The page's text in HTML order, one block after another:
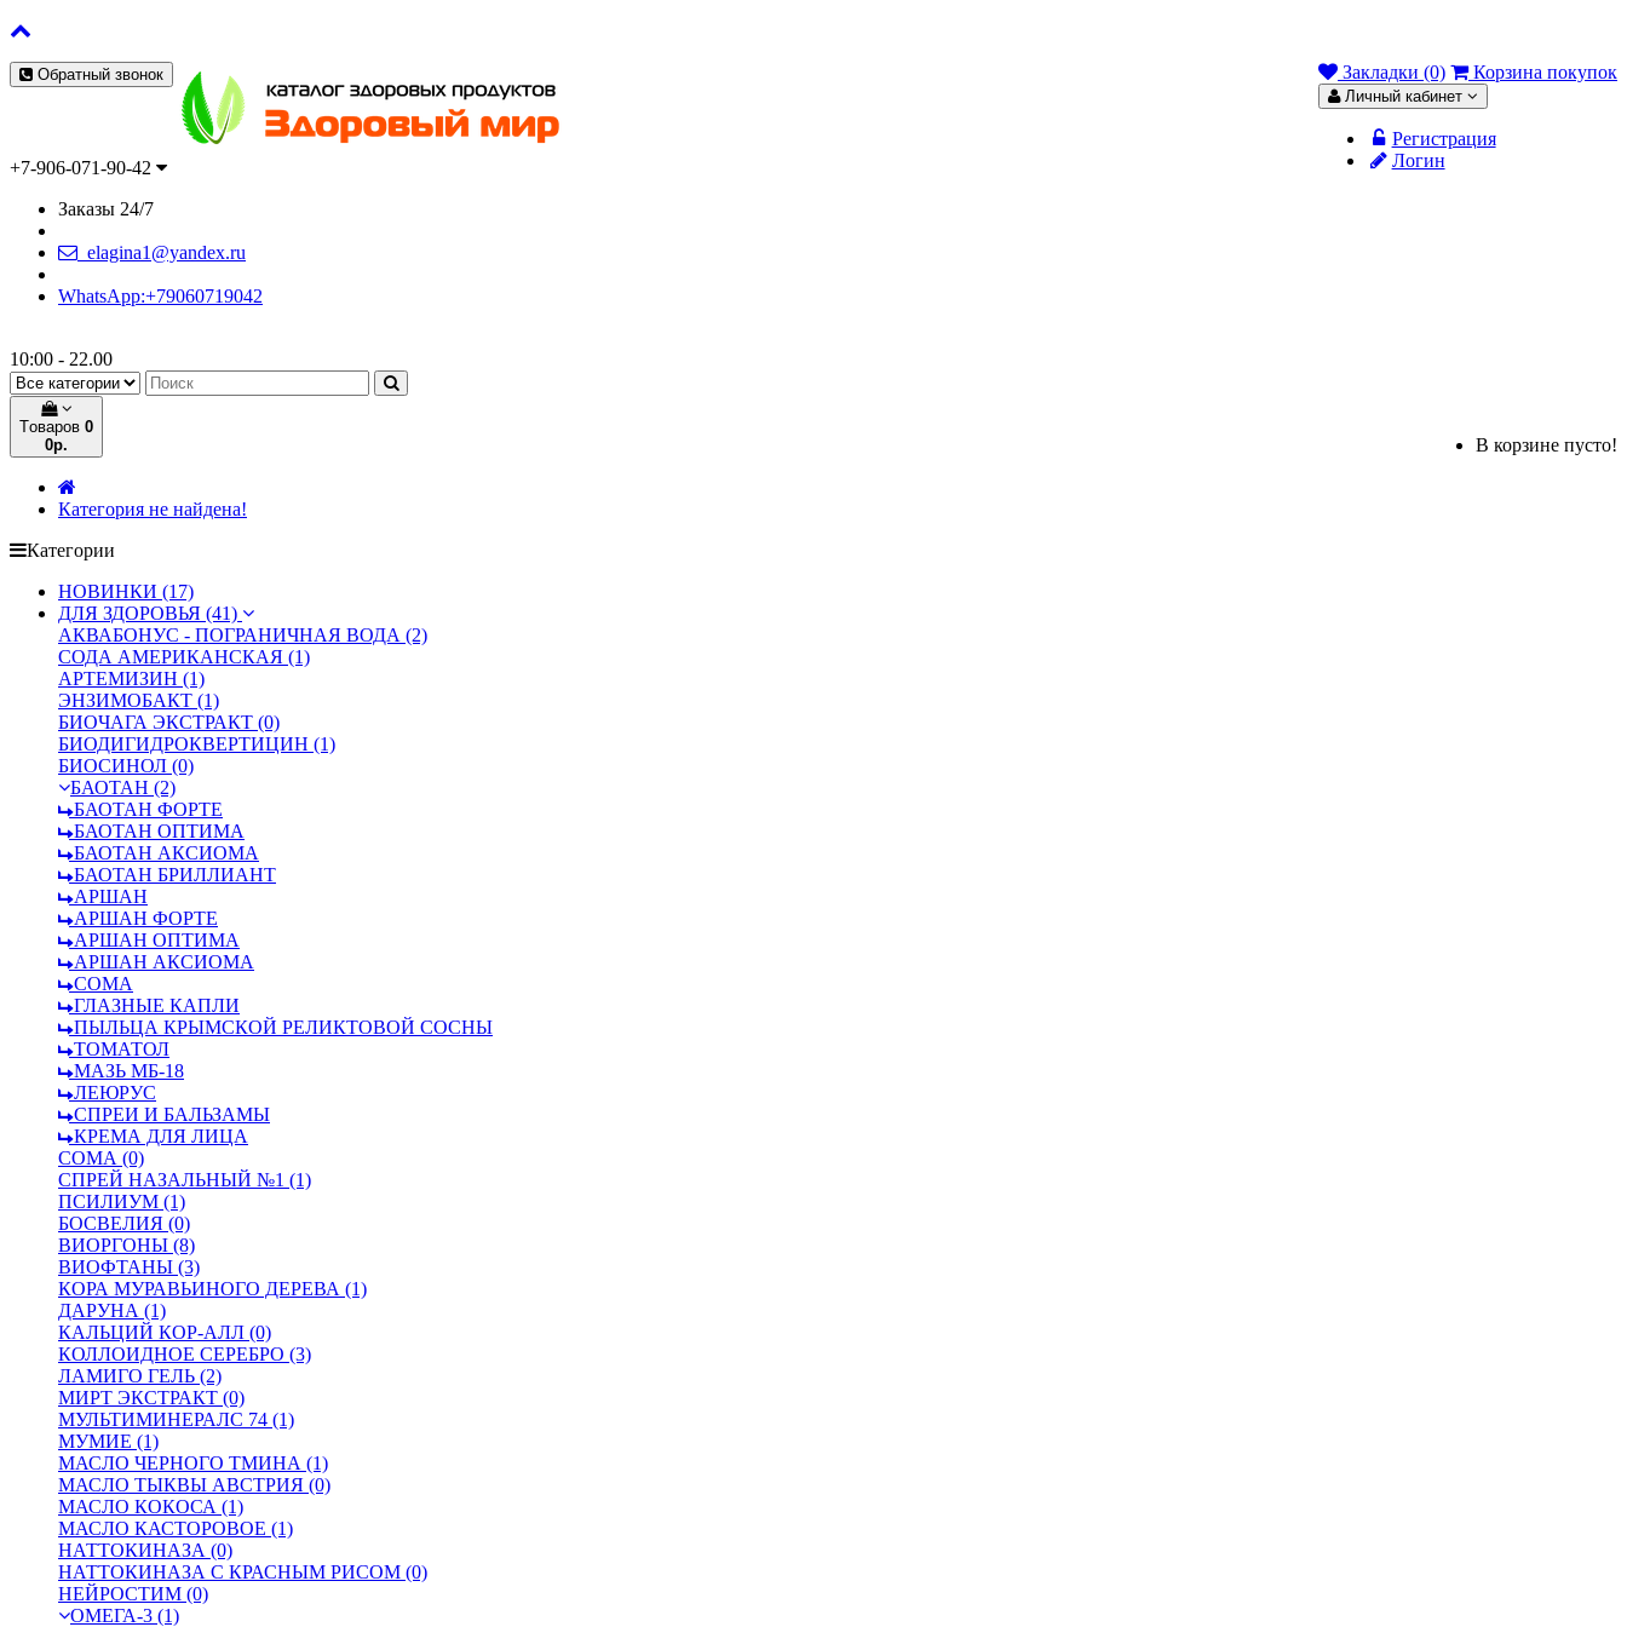
Обратный звонок Закладки (0) Корзина покупок
Личный кабинет
Регистрация
Логин
+7-906-071-90-42
Заказы 24/7
elagina1@yandex.ru
WhatsApp:+79060719042
10:00 - 22.00
Tоваров 0
0р.
В корзине пусто!
Категория не найдена!
Категории
НОВИНКИ (17)
ДЛЯ ЗДОРОВЬЯ (41)
АКВАБОНУС - ПОГРАНИЧНАЯ ВОДА (2)
СОДА АМЕРИКАНСКАЯ (1)
АРТЕМИЗИН (1)
ЭНЗИМОБАКТ (1)
БИОЧАГА ЭКСТРАКТ (0)
БИОДИГИДРОКВЕРТИЦИН (1)
БИОСИНОЛ (0)
БАОТАН (2)
БАОТАН ФОРТЕ
БАОТАН ОПТИМА
БАОТАН АКСИОМА
БАОТАН БРИЛЛИАНТ
АРШАН
АРШАН ФОРТЕ
АРШАН ОПТИМА
АРШАН АКСИОМА
СОМА
ГЛАЗНЫЕ КАПЛИ
ПЫЛЬЦА КРЫМСКОЙ РЕЛИКТОВОЙ СОСНЫ
ТОМАТОЛ
МАЗЬ МБ-18
ЛЕЮРУС
СПРЕИ И БАЛЬЗАМЫ
КРЕМА ДЛЯ ЛИЦА
СОМА (0)
СПРЕЙ НАЗАЛЬНЫЙ №1 (1)
ПСИЛИУМ (1)
БОСВЕЛИЯ (0)
ВИОРГОНЫ (8)
ВИОФТАНЫ (3)
КОРА МУРАВЬИНОГО ДЕРЕВА (1)
ДАРУНА (1)
КАЛЬЦИЙ КОР-АЛЛ (0)
КОЛЛОИДНОЕ СЕРЕБРО (3)
ЛАМИГО ГЕЛЬ (2)
МИРТ ЭКСТРАКТ (0)
МУЛЬТИМИНЕРАЛС 74 (1)
МУМИЕ (1)
МАСЛО ЧЕРНОГО ТМИНА (1)
МАСЛО ТЫКВЫ АВСТРИЯ (0)
МАСЛО КОКОСА (1)
МАСЛО КАСТОРОВОЕ (1)
НАТТОКИНАЗА (0)
НАТТОКИНАЗА С КРАСНЫМ РИСОМ (0)
НЕЙРОСТИМ (0)
ОМЕГА-3 (1)